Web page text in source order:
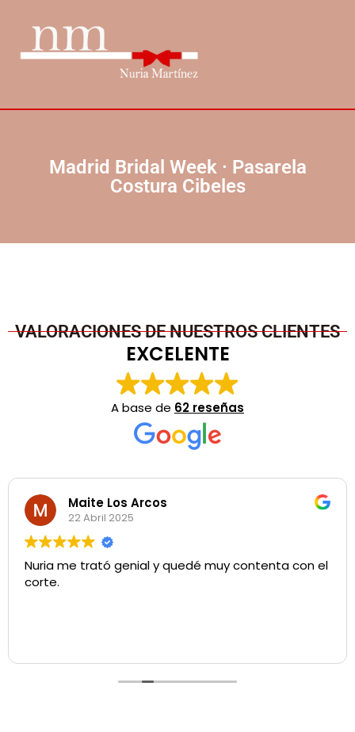
Madrid Bridal Week · Pasarela
Costura Cibeles
VALORACIONES DE NUESTROS CLIENTES
EXCELENTE
A base de 62 reseñas
Maite Los Arcos
22 Abril 2025
Nuria me trató genial y quedé muy contenta con el
corte.